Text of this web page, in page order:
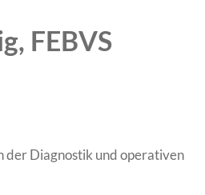
FEBVS
der Diagnostik und operativen